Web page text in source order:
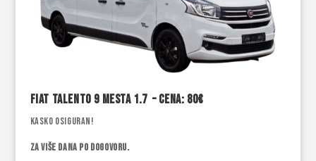
Fiat Talento 9 mesta 1.7 – Cena: 80€
Kasko osiguran!
Za više dana po dogovoru.